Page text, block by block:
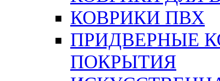
КОВРИКИ ПВХ
ПРИДВЕРНЫЕ
ПОКРЫТИЯ